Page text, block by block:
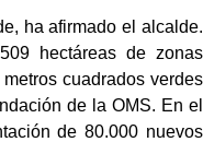
ha afirmado el alcalde.
hectáreas de zonas
cuadrados verdes
de la OMS. En el
de 80.000 nuevos